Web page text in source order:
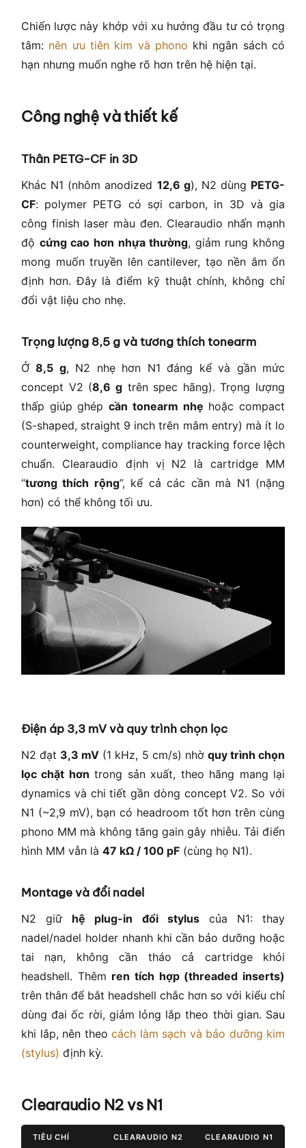
Chiến lược này khớp với xu hướng đầu tư có trọng
tâm: nên ưu tiên kim và phono khi ngân sách có
hạn nhưng muốn nghe rõ hơn trên hệ hiện tại.
Công nghệ và thiết kế
Thân PETG-CF in 3D
Khác N1 (nhôm anodized 12,6 g), N2 dùng PETG-
CF: polymer PETG có sợi carbon, in 3D và gia
công finish laser màu đen. Clearaudio nhấn mạnh
độ cứng cao hơn nhựa thường, giảm rung không
mong muốn truyền lên cantilever, tạo nền âm ổn
định hơn. Đây là điểm kỹ thuật chính, không chỉ
đổi vật liệu cho nhẹ.
Trọng lượng 8,5 g và tương thích tonearm
Ở8,5 g, N2 nhẹ hơn N1 đáng kể và gần mức
concept V2 (8,6 gtrên spec hãng). Trọng lượng
thấp giúp ghépcần tonearm nhẹ hoặc compact
(S-shaped, straight 9 inch trên mâm entry) mà ít lo
counterweight, compliance hay tracking force lệch
chuẩn. Clearaudio định vị N2 là cartridge MM
“tương thích rộng”, kể cả các cần mà N1 (nặng
hơn) có thể không tối ưu.
Điện áp 3,3 mV và quy trình chọn lọc
N2 đạt 3,3 mV (1 kHz, 5 cm/s) nhờ quy trình chọn
lọc chặt hơn trong sản xuất, theo hãng mang lại
dynamics và chi tiết gần dòng concept V2. So với
N1 (~2,9 mV), bạn có headroom tốt hơn trên cùng
phono MM mà không tăng gain gây nhiễu. Tải điển
hình MM vẫn là 47 kΩ / 100 pF (cùng họ N1).
Montage và đổi nadel
N2 giữ hệ plug-in đổi styluscủa N1: thay
nadel/nadel holder nhanh khi cần bảo dưỡng hoặc
tai nạn, không cần tháo cả cartridge khỏi
headshell. Thêm ren tích hợp (threaded inserts)
trên thân để bắt headshell chắc hơn so với kiểu chỉ
dùng đai ốc rời, giảm lỏng lắp theo thời gian. Sau
khi lắp, nên theo cách làm sạch và bảo dưỡng kim
(stylus) định kỳ.
Clearaudio N2 vs N1
TIÊU CHÍ CLEARAUDIO N2 CLEARAUDIO N1